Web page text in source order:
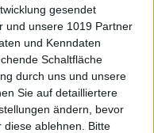
gesendet
und unsere 1019 Partner
und Kenndaten
Schaltfläche
durch uns und unsere
Sie auf detailliertere
ändern, bevor
ablehnen.
Bitte